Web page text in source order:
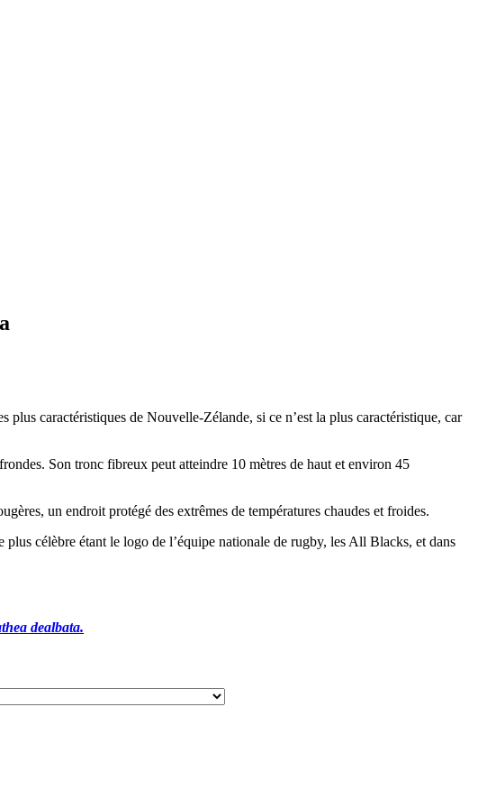
caractéristiques de Nouvelle-Zélande, si ce n’est la plus caractéristique, car
Son tronc fibreux peut atteindre 10 mètres de haut et environ 45
un endroit protégé des extrêmes de températures chaudes et froides.
célèbre étant le logo de l’équipe nationale de rugby, les All Blacks, et dans
dealbata.